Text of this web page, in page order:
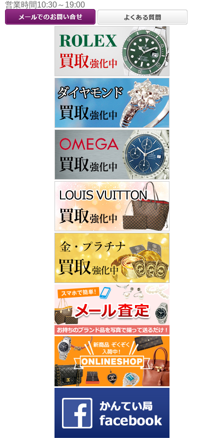
営業時間10:30～19:00